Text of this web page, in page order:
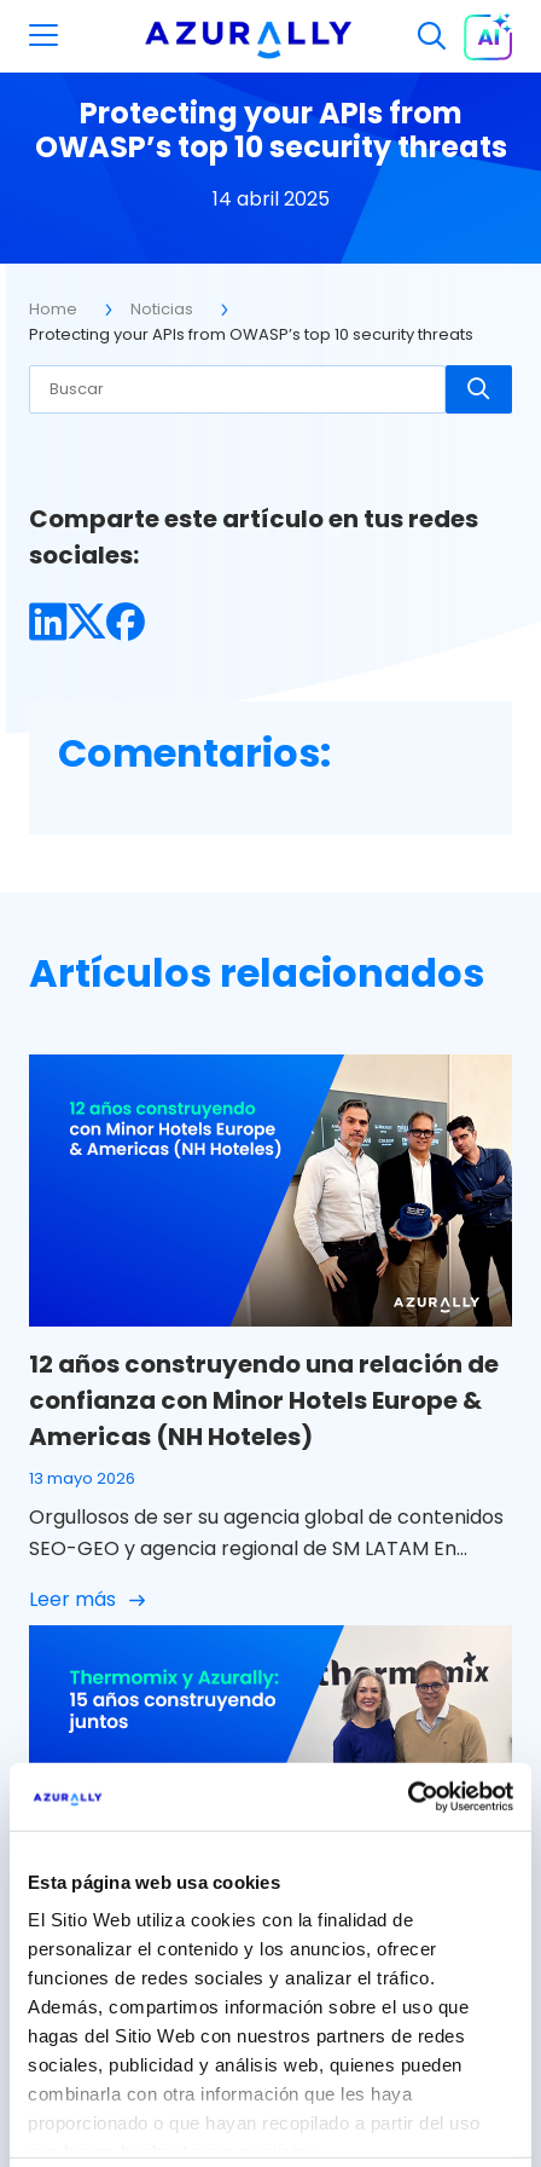
Esta página web usa cookies
El Sitio Web utiliza cookies con la finalidad de
personalizar el contenido y los anuncios, ofrecer
funciones de redes sociales y analizar el tráfico.
Además, compartimos información sobre el uso que
hagas del Sitio Web con nuestros partners de redes
sociales, publicidad y análisis web, quienes pueden
combinarla con otra información que les haya
proporcionado o que hayan recopilado a partir del uso
Protecting your APIs from
OWASP’s top 10 security threats
14 abril 2025
Home
Noticias
Protecting your APIs from OWASP’s top 10 security threats
Comparte este artículo en tus redes
sociales:
Comentarios:
Artículos relacionados
12 años construyendo una relación de
confianza con Minor Hotels Europe &
Americas (NH Hoteles)
13 mayo 2026
Orgullosos de ser su agencia global de contenidos
SEO-GEO y agencia regional de SM LATAM En
Minor Hotels Europe & Americas (NH Hoteles) una
relación que, con el paso del tiempo, ha ido mucho
más allá de un proyecto puntual para convertirse
en una alianza sólida, cercana y […]
Leer más
15 años construyendo junto a
Thermomix, una marca ‘aliada’
5 mayo 2026
Azurally, más de una década como partner
estratégico de Vorwerk España (Thermomix) Con
el tiempo, hay relaciones profesionales que dejan
Leer más